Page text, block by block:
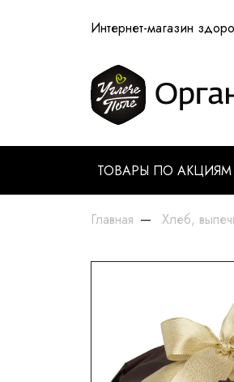
Интернет-магазин
ТОВАРЫ ПО АКЦИЯМ
Главная Хлеб,